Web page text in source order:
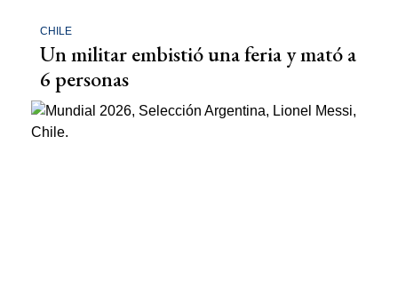
CHILE
Un militar embistió una feria y mató a
6 personas